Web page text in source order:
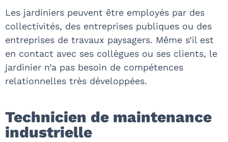
Les jardiniers peuvent être employés par des
collectivités, des entreprises publiques ou des
entreprises de travaux paysagers. Même s’il est
en contact avec ses collègues ou ses clients, le
jardinier n’a pas besoin de compétences
relationnelles très développées.
Technicien de maintenance
industrielle